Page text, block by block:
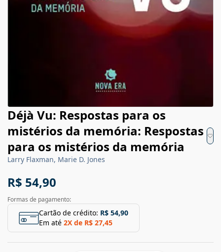
Déjà Vu: Respostas para os
mistérios da memória: Respostas
para os mistérios da memória
Larry Flaxman, Marie D. Jones
R$ 54,90
Formas de pagamento:
Cartão de crédito: R$ 54,90
Em até 2X de R$ 27,45